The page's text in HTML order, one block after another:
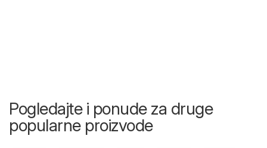
Pogledajte i ponude za druge
popularne proizvode